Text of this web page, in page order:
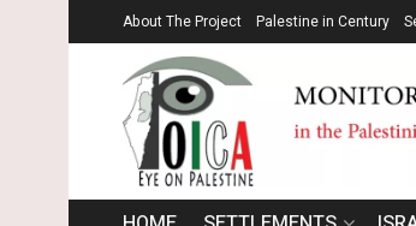
About The Project Palestine in Century